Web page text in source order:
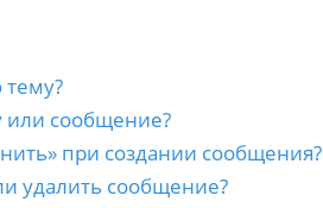
или сообщение?
при создании сообщения?
удалить сообщение?